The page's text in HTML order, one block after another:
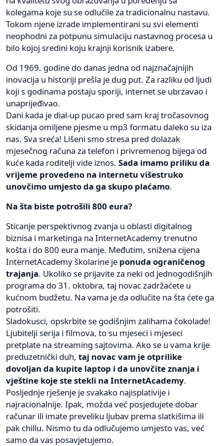
kolegama koje su se odlučile za tradicionalnu nastavu.
Tokom njene izrade implementirani su svi elementi
neophodni za potpunu simulaciju nastavnog procesa u
bilo kojoj sredini koju krajnji korisnik izabere.
Od 1969. godine do danas jedna od najznačajnijih
inovacija u historiji prešla je dug put. Za razliku od ljudi
koji s godinama postaju sporiji, internet se ubrzavao i
unaprijeđivao.
Dani kada je dial-up pucao pred sam kraj tročasovnog
skidanja omiljene pjesme u mp3 formatu daleko su iza
nas. Sva sreća! Lišeni smo stresa pred dolazak
mjesečnog računa za telefon i privremenog bijega od
kuće kada roditelji vide iznos. Sada imamo priliku da
vrijeme provedeno na internetu višestruko
unovčimo umjesto da ga skupo plaćamo.
Na šta biste potrošili 800 eura?
Sticanje perspektivnog zvanja u oblasti digitalnog
biznisa i marketinga na InternetAcademy trenutno
košta i do 800 eura manje. Međutim, snižena cijena
InternetAcademy školarine je ponuda ograničenog
trajanja. Ukoliko se prijavite za neki od jednogodišnjih
programa do 31. oktobra, taj novac zadržaćete u
kućnom budžetu. Na vama je da odlučite na šta ćete ga
potrošiti.
Sladokusci, opskrbite se godišnjim zalihama čokolade!
Ljubitelji serija i filmova, to su mjeseci i mjeseci
pretplate na streaming sajtovima. Ako se u vama krije
preduzetnički duh, taj novac vam je otprilike
dovoljan da kupite laptop i da unovčite znanja i
vještine koje ste stekli na InternetAcademy.
Posljednje rješenje je svakako najisplativije i
najracionalnije. Ipak, možda već posjedujete dobar
računar ili imate preveliku ljubav prema slatkišima ili
pak chillu. Nismo tu da odlučujemo umjesto vas, već
samo da vas posavjetujemo.